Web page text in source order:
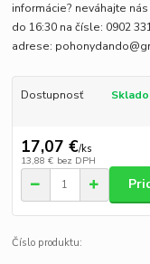
informácie? neváhajte
do 16:30 na čísle: 0902
adrese:
Dostupnosť
17,07 €/ks
13,88 € bez DPH
Číslo produktu: